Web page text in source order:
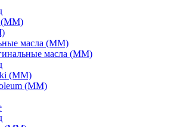
(ММ)
масла (ММ)
масла (ММ)
(ММ)
(ММ)